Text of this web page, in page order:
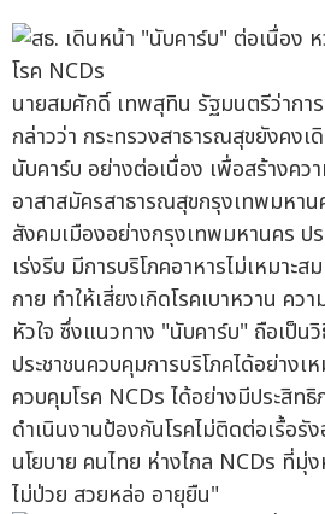
นายสมศักดิ์ เทพสุทิน รัฐมนตรีว่ากา
กล่าวว่า กระทรวงสาธารณสุขยังคง
นับคาร์บ อย่างต่อเนื่อง เพื่อสร้างคว
อาสาสมัครสาธารณสุขกรุงเทพมหาน
สังคมเมืองอย่างกรุงเทพมหานคร ป
เร่งรีบ มีการบริโภคอาหารไม่เหมาะ
กาย ทำให้เสี่ยงเกิดโรคเบาหวาน คว
หัวใจ ซึ่งแนวทาง "นับคาร์บ" ถือเป็น
ประชาชนควบคุมการบริโภคได้อย่างเ
ควบคุมโรค NCDs ได้อย่างมีประสิท
ดำเนินงานป้องกันโรคไม่ติดต่อเรื้อรั
นโยบาย คนไทย ห่างไกล NCDs ที่มุ่
ไม่ป่วย สวยหล่อ อายุยืน"